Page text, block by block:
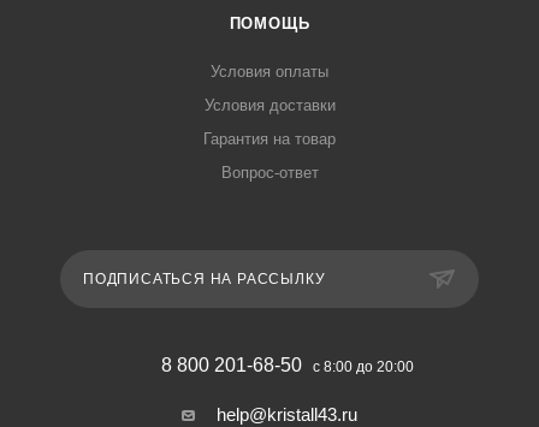
ПОМОЩЬ
Условия оплаты
Условия доставки
Гарантия на товар
Вопрос-ответ
ПОДПИСАТЬСЯ НА РАССЫЛКУ
8 800 201-68-50 с 8:00 до 20:00
help@kristall43.ru